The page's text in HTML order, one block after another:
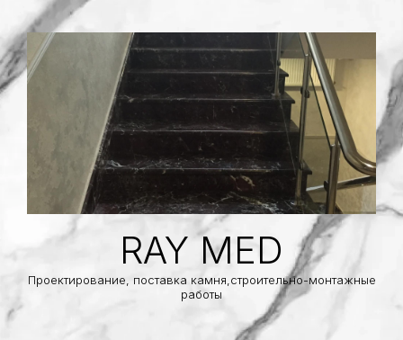
RAY MED
Проектирование, поставка камня,строительно-монтажные
работы